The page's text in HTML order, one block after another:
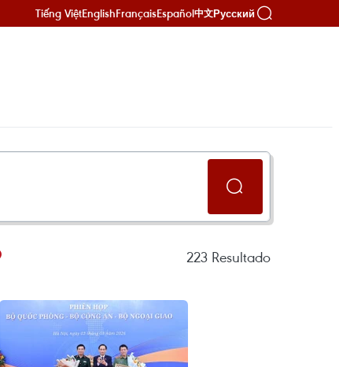
Tiếng ViệtEnglishFrançaisEspañol中文Русский
223 Resultado